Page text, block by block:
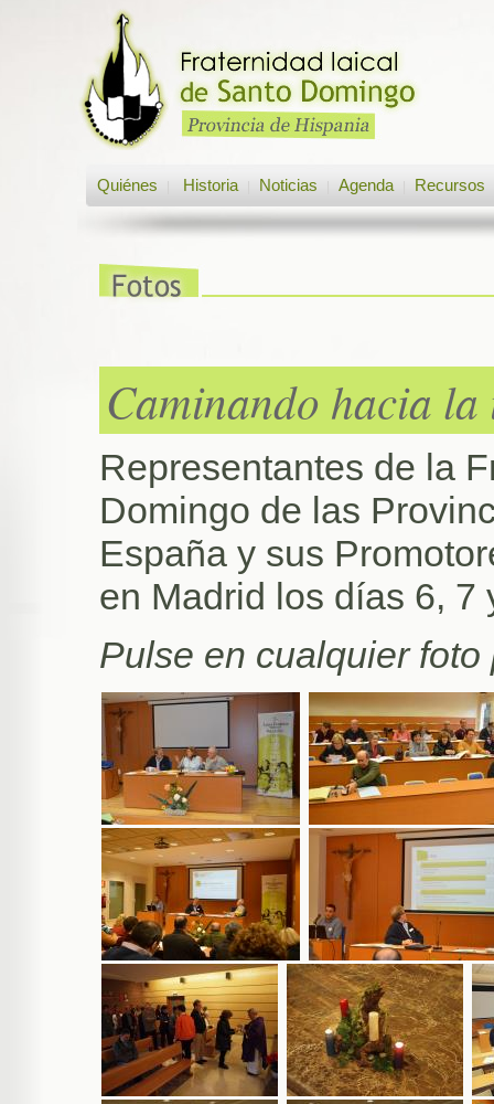
Quiénes Historia Noticias Agenda Recursos
Caminando hacia
Representantes de la
Domingo de las
España y sus
en Madrid los días 6, 7
Pulse en cualquier